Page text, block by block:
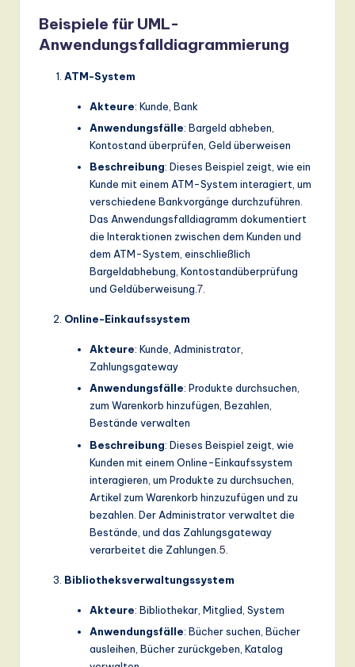
Beispiele für UML-
Anwendungsfalldiagrammierung
ATM-System
Akteure: Kunde, Bank
Anwendungsfälle: Bargeld abheben,
Kontostand überprüfen, Geld überweisen
Beschreibung: Dieses Beispiel zeigt, wie ein
Kunde mit einem ATM-System interagiert, um
verschiedene Bankvorgänge durchzuführen.
Das Anwendungsfalldiagramm dokumentiert
die Interaktionen zwischen dem Kunden und
dem ATM-System, einschließlich
Bargeldabhebung, Kontostandüberprüfung
und Geldüberweisung.7.
Online-Einkaufssystem
Akteure: Kunde, Administrator,
Zahlungsgateway
Anwendungsfälle: Produkte durchsuchen,
zum Warenkorb hinzufügen, Bezahlen,
Bestände verwalten
Beschreibung: Dieses Beispiel zeigt, wie
Kunden mit einem Online-Einkaufssystem
interagieren, um Produkte zu durchsuchen,
Artikel zum Warenkorb hinzuzufügen und zu
bezahlen. Der Administrator verwaltet die
Bestände, und das Zahlungsgateway
verarbeitet die Zahlungen. 5
Bibliotheksverwaltungssystem
Akteure: Bibliothekar, Mitglied, System
Anwendungsfälle: Bücher suchen, Bücher
ausleihen, Bücher zurückgeben, Katalog